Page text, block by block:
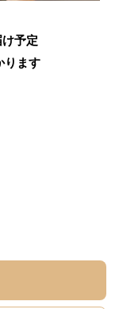
予定
ります